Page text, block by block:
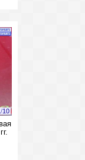
/10